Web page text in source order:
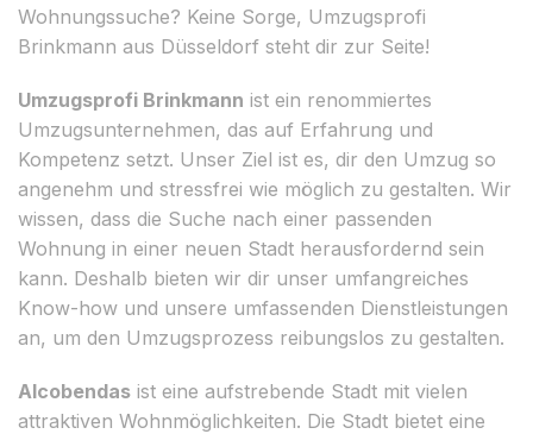
Wohnungssuche? Keine Sorge, Umzugsprofi
Brinkmann aus Düsseldorf steht dir zur Seite!
Umzugsprofi Brinkmann ist ein renommiertes
Umzugsunternehmen, das auf Erfahrung und
Kompetenz setzt. Unser Ziel ist es, dir den Umzug so
angenehm und stressfrei wie möglich zu gestalten. Wir
wissen, dass die Suche nach einer passenden
Wohnung in einer neuen Stadt herausfordernd sein
kann. Deshalb bieten wir dir unser umfangreiches
Know-how und unsere umfassenden Dienstleistungen
an, um den Umzugsprozess reibungslos zu gestalten.
Alcobendas ist eine aufstrebende Stadt mit vielen
attraktiven Wohnmöglichkeiten. Die Stadt bietet eine